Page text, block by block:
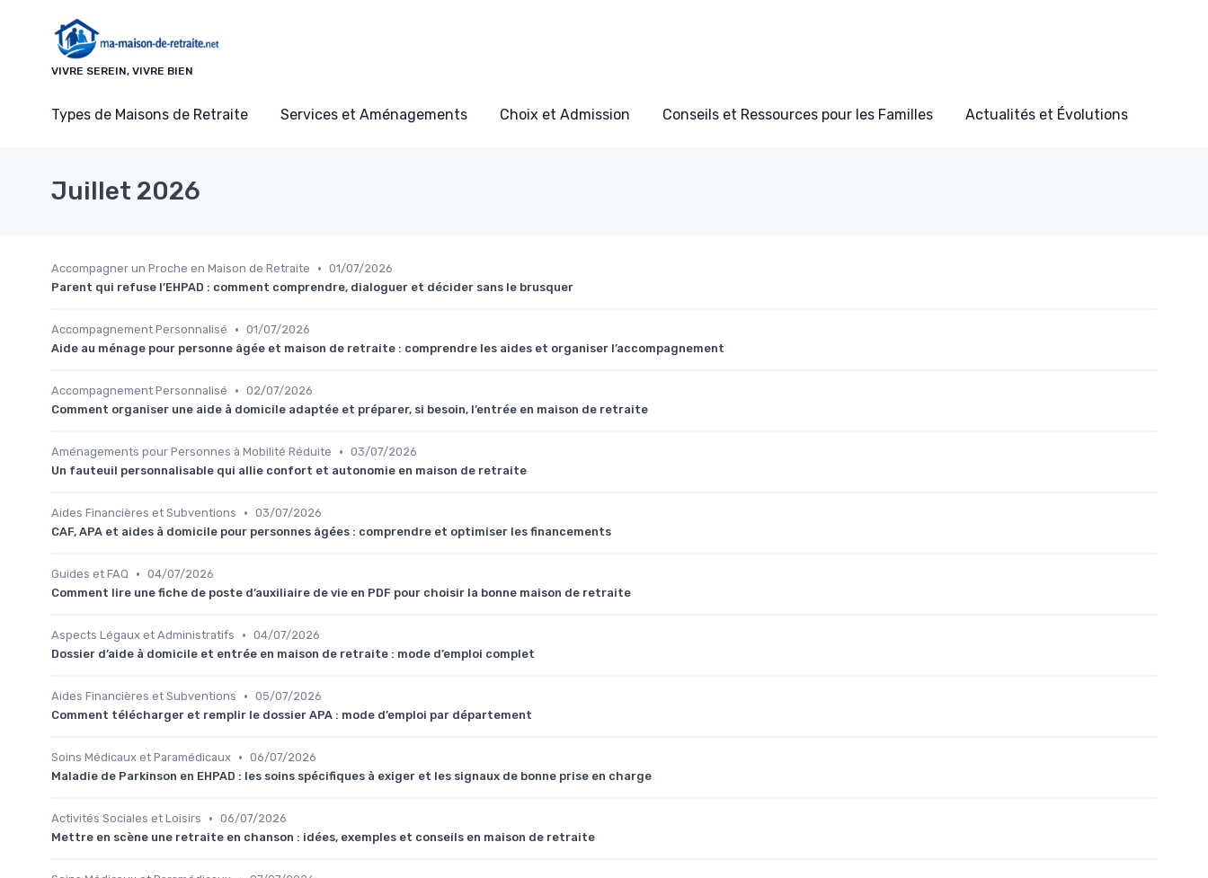
VIVRE SEREIN, VIVRE BIEN
Types de Maisons de Retraite Services et Aménagements Choix et Admission Conseils et Ressources pour les Familles Actualités et Évolutions
Juillet 2026
Accompagner un Proche en Maison de Retraite • 01/07/2026
Parent qui refuse l’EHPAD : comment comprendre, dialoguer et décider sans le brusquer
Accompagnement Personnalisé • 01/07/2026
Aide au ménage pour personne âgée et maison de retraite : comprendre les aides et organiser l’accompagnement
Accompagnement Personnalisé • 02/07/2026
Comment organiser une aide à domicile adaptée et préparer, si besoin, l’entrée en maison de retraite
Aménagements pour Personnes à Mobilité Réduite • 03/07/2026
Un fauteuil personnalisable qui allie confort et autonomie en maison de retraite
Aides Financières et Subventions • 03/07/2026
CAF, APA et aides à domicile pour personnes âgées : comprendre et optimiser les financements
Guides et FAQ • 04/07/2026
Comment lire une fiche de poste d’auxiliaire de vie en PDF pour choisir la bonne maison de retraite
Aspects Légaux et Administratifs • 04/07/2026
Dossier d’aide à domicile et entrée en maison de retraite : mode d’emploi complet
Aides Financières et Subventions • 05/07/2026
Comment télécharger et remplir le dossier APA : mode d’emploi par département
Soins Médicaux et Paramédicaux • 06/07/2026
Maladie de Parkinson en EHPAD : les soins spécifiques à exiger et les signaux de bonne prise en charge
Activités Sociales et Loisirs • 06/07/2026
Mettre en scène une retraite en chanson : idées, exemples et conseils en maison de retraite